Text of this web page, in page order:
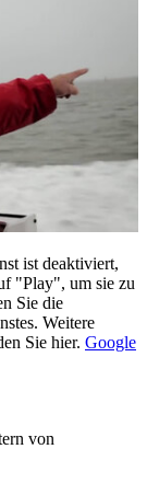
ist deaktiviert,
"Play", um sie zu
Sie die
Weitere
Sie hier. Google
von